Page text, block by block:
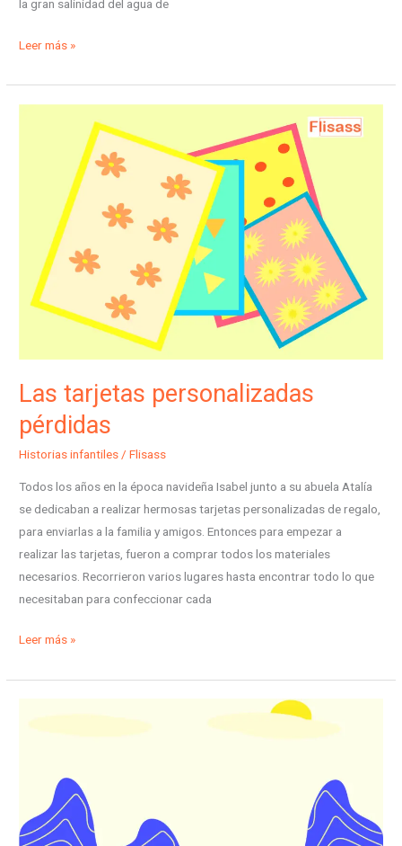
la gran salinidad del agua de
Leer más »
Las tarjetas personalizadas
pérdidas
Historias infantiles /Flisass
Todos los años en la época navideña Isabel junto a su abuela Atalía
se dedicaban a realizar hermosas tarjetas personalizadas de regalo,
para enviarlas a la familia y amigos. Entonces para empezar a
realizar las tarjetas, fueron a comprar todos los materiales
necesarios. Recorrieron varios lugares hasta encontrar todo lo que
necesitaban para confeccionar cada
personalizadas
Leer más »
maravillosas